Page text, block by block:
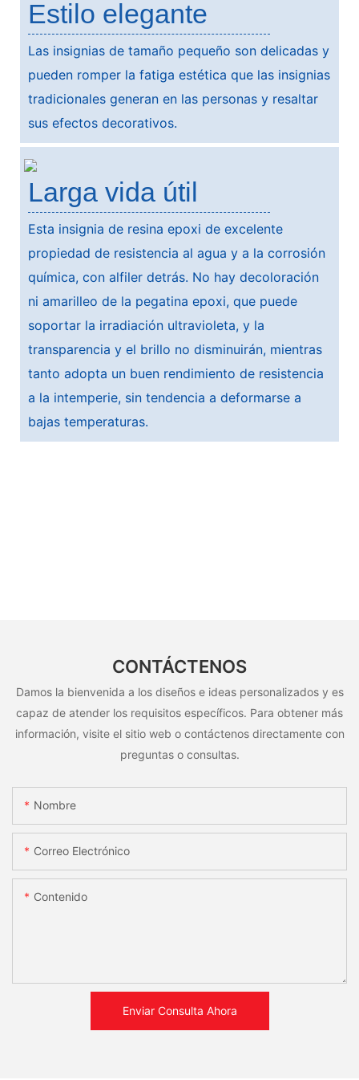
Estilo elegante
Las insignias de tamaño pequeño son delicadas y
pueden romper la fatiga estética que las insignias
tradicionales generan en las personas y resaltar
sus efectos decorativos.
Larga vida útil
Esta insignia de resina epoxi de excelente
propiedad de resistencia al agua y a la corrosión
química, con alfiler detrás. No hay decoloración
ni amarilleo de la pegatina epoxi, que puede
soportar la irradiación ultravioleta, y la
transparencia y el brillo no disminuirán, mientras
tanto adopta un buen rendimiento de resistencia
a la intemperie, sin tendencia a deformarse a
bajas temperaturas.
CONTÁCTENOS
Damos la bienvenida a los diseños e ideas personalizados y es
capaz de atender los requisitos específicos. Para obtener más
información, visite el sitio web o contáctenos directamente con
preguntas o consultas.
Nombre
Correo Electrónico
Contenido
Enviar Consulta Ahora